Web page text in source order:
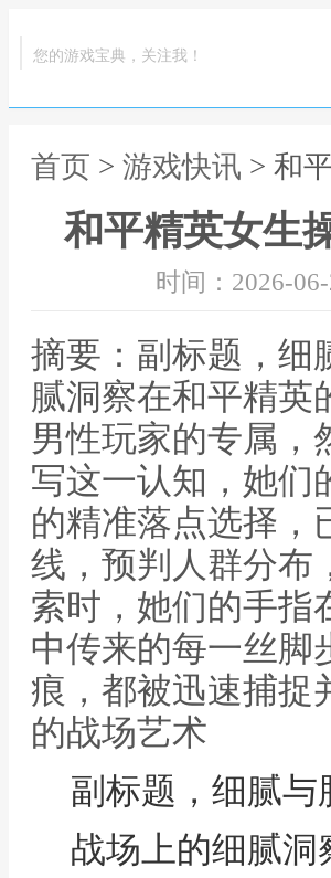
您的游戏宝典，关注我！
首页 > 游戏快讯 > 和
和平精英女生
时间：2026-
摘要：副标题，细
腻洞察在和平精英
男性玩家的专属，
写这一认知，她们
的精准落点选择，
线，预判人群分布
索时，她们的手指
中传来的每一丝脚
痕，都被迅速捕捉
的战场艺术
副标题，细腻
战场上的细腻洞